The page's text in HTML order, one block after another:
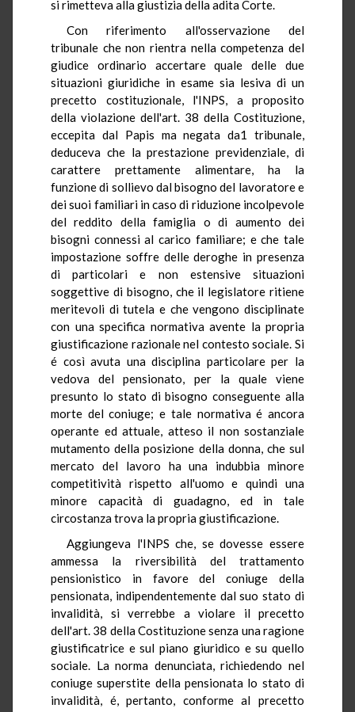
si rimetteva alla giustizia della adita Corte.
Con riferimento all'osservazione del
tribunale che non rientra nella competenza del
giudice ordinario accertare quale delle due
situazioni giuridiche in esame sia lesiva di un
precetto costituzionale, l'INPS, a proposito
della violazione dell'art. 38 della Costituzione,
eccepita dal Papis ma negata da1 tribunale,
deduceva che la prestazione previdenziale, di
carattere prettamente alimentare, ha la
funzione di sollievo dal bisogno del lavoratore e
dei suoi familiari in caso di riduzione incolpevole
del reddito della famiglia o di aumento dei
bisogni connessi al carico familiare; e che tale
impostazione soffre delle deroghe in presenza
di particolari e non estensive situazioni
soggettive di bisogno, che il legislatore ritiene
meritevoli di tutela e che vengono disciplinate
con una specifica normativa avente la propria
giustificazione razionale nel contesto sociale. Si
é così avuta una disciplina particolare per la
vedova del pensionato, per la quale viene
presunto lo stato di bisogno conseguente alla
morte del coniuge; e tale normativa é ancora
operante ed attuale, atteso il non sostanziale
mutamento della posizione della donna, che sul
mercato del lavoro ha una indubbia minore
competitività rispetto all'uomo e quindi una
minore capacità di guadagno, ed in tale
circostanza trova la propria giustificazione.
Aggiungeva l'INPS che, se dovesse essere
ammessa la riversibilità del trattamento
pensionistico in favore del coniuge della
pensionata, indipendentemente dal suo stato di
invalidità, si verrebbe a violare il precetto
dell'art. 38 della Costituzione senza una ragione
giustificatrice e sul piano giuridico e su quello
sociale. La norma denunciata, richiedendo nel
coniuge superstite della pensionata lo stato di
invalidità, é, pertanto, conforme al precetto